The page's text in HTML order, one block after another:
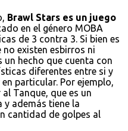
Brawl Stars es un juego
en el género MOBA
de 3 contra 3. Si bien es
no existen esbirros ni
un hecho que cuenta con
diferentes entre si y
particular. Por ejemplo,
Tanque, que es un
y además tiene la
cantidad de golpes al